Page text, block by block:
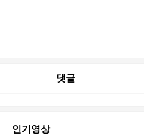
댓글
인기영상